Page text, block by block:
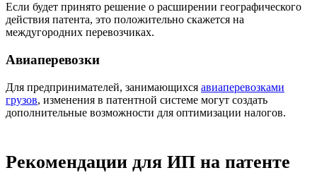
Если будет принято решение о расширении географического
действия патента, это положительно скажется на
междугородних перевозчиках.
Авиаперевозки
Для предпринимателей, занимающихся авиаперевозками
грузов, изменения в патентной системе могут создать
дополнительные возможности для оптимизации налогов.
Рекомендации для ИП на патенте